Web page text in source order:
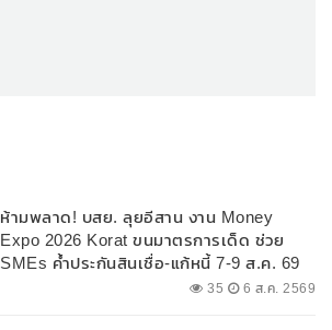
ห้ามพลาด! บสย. ลุยอีสาน งาน Money
Expo 2026 Korat ขนมาตรการเด็ด ช่วย
SMEs ค้ำประกันสินเชื่อ-แก้หนี้ 7-9 ส.ค. 69
35 6 ส.ค. 2569